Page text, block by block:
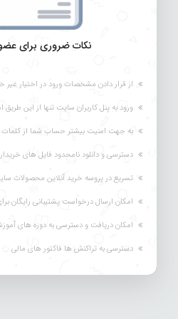
نکات ضروری برای
از قرار دادن مشخصات ورود در اختیار غیر
ورود به پنل کاربران سایت تنها از این
به جهت امنیت بیشتر حساب شما از کلمات
دسترسی و دانلود نامحدود فایل های
تسریع در پروسه خرید آنلاین محصولات
امکان ارسال درخواست پشتیبانی رایگان
امکان دریافت و دسترسی به دوره های
دسترسی به تراکنش ها فاکتور های مالی